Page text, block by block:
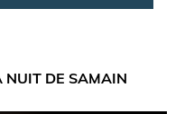
NUIT DE SAMAIN